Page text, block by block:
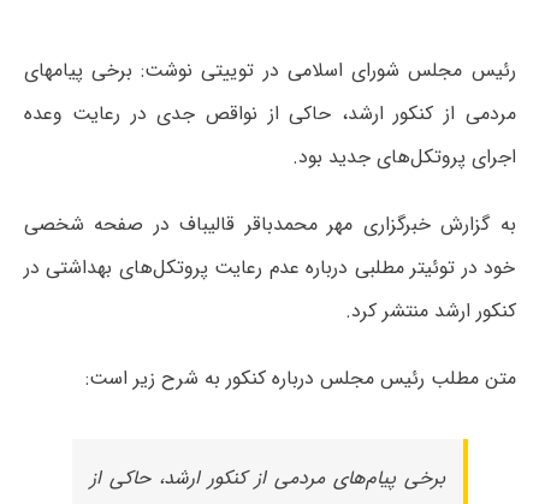
رئیس مجلس شورای اسلامی در توییتی نوشت: برخی پیامهای
مردمی از کنکور ارشد، حاکی از نواقص جدی در رعایت وعده
اجرای پروتکل‌های جدید بود.
به گزارش خبرگزاری مهر محمدباقر قالیباف در صفحه شخصی
خود در توئیتر مطلبی درباره عدم رعایت پروتکل‌های بهداشتی در
کنکور ارشد منتشر کرد.
متن مطلب رئیس مجلس درباره کنکور به شرح زیر است:
‏برخی پیام‌های مردمی از ‎کنکور ارشد، حاکی از